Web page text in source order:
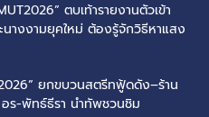
ตบเท้ารายงานตัวเข้า
งงามยุคใหม่ ต้องรู้จักวิธีหาแสง
ยกขบวนสตรีทฟู้ดดัง–ร้าน
ร-พัทธ์ธีรา นำทัพชวนชิม